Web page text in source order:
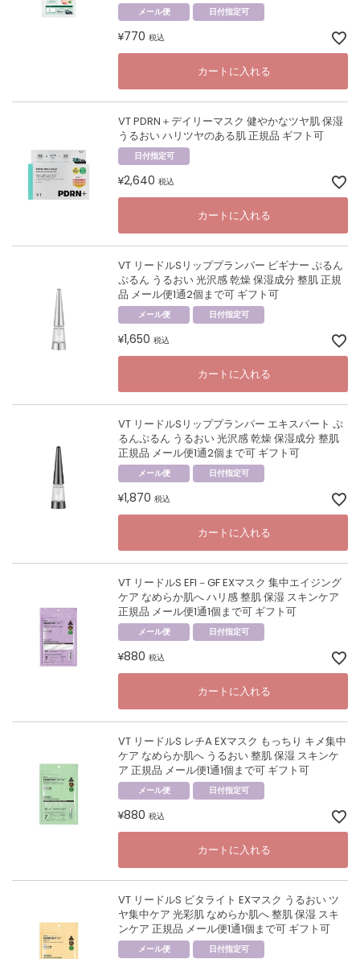
メール便 日付指定可
¥770 税込
カートに入れる
VT PDRN＋デイリーマスク 健やかなツヤ肌 保湿
うるおい ハリツヤのある肌 正規品 ギフト可
日付指定可
¥2,640 税込
カートに入れる
VT リードルSリッププランパー ビギナー ぷるん
ぷるん うるおい 光沢感 乾燥 保湿成分 整肌 正規
品 メール便1通2個まで可 ギフト可
メール便 日付指定可
¥1,650 税込
カートに入れる
VT リードルSリッププランパー エキスパート ぷ
るんぷるん うるおい 光沢感 乾燥 保湿成分 整肌
正規品 メール便1通2個まで可 ギフト可
メール便 日付指定可
¥1,870 税込
カートに入れる
VT リードルS EFI－GF EXマスク 集中エイジング
ケア なめらか肌へ ハリ感 整肌 保湿 スキンケア
正規品 メール便1通1個まで可 ギフト可
メール便 日付指定可
¥880 税込
カートに入れる
VT リードルS レチA EXマスク もっちり キメ集中
ケア なめらか肌へ うるおい 整肌 保湿 スキンケ
ア 正規品 メール便1通1個まで可 ギフト可
メール便 日付指定可
¥880 税込
カートに入れる
VT リードルS ビタライト EXマスク うるおい ツ
ヤ集中ケア 光彩肌 なめらか肌へ 整肌 保湿 スキ
ンケア 正規品 メール便1通1個まで可 ギフト可
メール便 日付指定可